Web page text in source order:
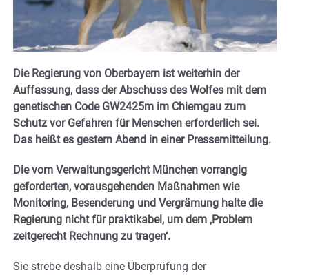
Die Regierung von Oberbayern ist weiterhin der
Auffassung, dass der Abschuss des Wolfes mit dem
genetischen Code GW2425m im Chiemgau zum
Schutz vor Gefahren für Menschen erforderlich sei.
Das heißt es gestern Abend in einer Pressemitteilung.
Die vom Verwaltungsgericht München vorrangig
geforderten, vorausgehenden Maßnahmen wie
Monitoring, Besenderung und Vergrämung halte die
Regierung nicht für praktikabel, um dem ‚Problem
zeitgerecht Rechnung zu tragen‘.
Sie strebe deshalb eine Überprüfung der